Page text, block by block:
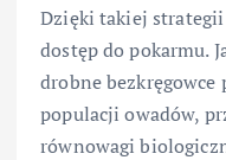
Dzięki takiej
dostęp do pokarmu.
drobne
populacji owadów,
równowagi